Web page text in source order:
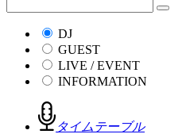
DJ
GUEST
LIVE / EVENT
INFORMATION
タイムテーブル